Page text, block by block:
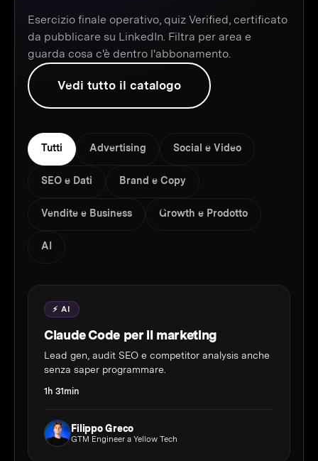
Esercizio finale operativo, quiz Verified, certificato
da pubblicare su LinkedIn. Filtra per area e
guarda cosa c'è dentro l'abbonamento.
Vedi tutto il catalogo
Tutti Advertising Social e Video
SEO e Dati Brand e Copy
Vendite e Business Growth e Prodotto
AI
⚡ AI
Claude Code per il marketing
Lead gen, audit SEO e competitor analysis anche
senza saper programmare.
1h 31min
Filippo Greco
GTM Engineer a Yellow Tech